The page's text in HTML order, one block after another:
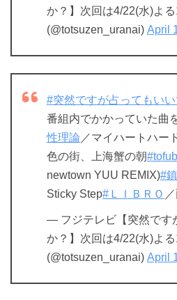
か？】次回は4/22(水)よる
(@totsuzen_uranai) April
#突然ですが占ってもい
番組内でかかっていた曲
性理論 ／マイハートハー
色の街、上海蟹の朝
newtown YUU REMIX)#
Sticky Step#ＬＩＢＲＯ
— フジテレビ【突然です
か？】次回は4/22(水)よる
(@totsuzen_uranai) April